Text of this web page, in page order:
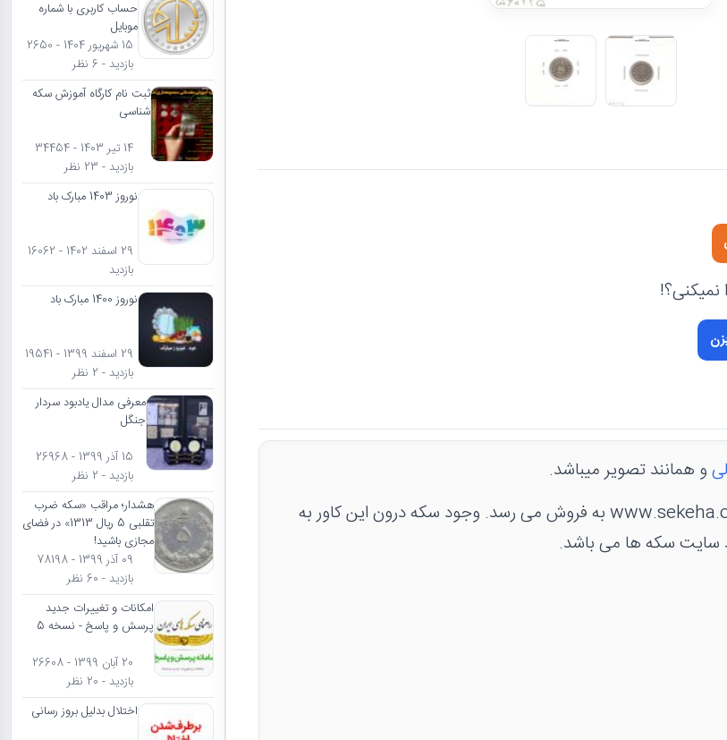
و همانند تصویر میباشد.
سکه در کاور منقش به آرم www.sekeha.com به فروش می رسد. وجود سکه درون این کاور به
سکه ها می باشد.
حساب کاربری با شماره
موبایل
15 شهریور 1404 - 2650
بازدید - 6 نظر
ثبت نام کارگاه آموزش سکه
شناسی
14 تیر 1403 - 34454
بازدید - 23 نظر
نوروز 1403 مبارک باد
29 اسفند 1402 - 16062
بازدید
نوروز 1400 مبارک باد
29 اسفند 1399 - 19541
بازدید - 2 نظر
معرفی مدال یادبود سردار
جنگل
15 آذر 1399 - 26968
بازدید - 2 نظر
هشدار؛ مراقب «سکه ضرب
تقلبی 5 ریال 1313» در فضای
مجازی باشید!
09 آذر 1399 - 78198
بازدید - 60 نظر
امکانات و تغییرات جدید
پرسش و پاسخ - نسخه 5
20 آبان 1399 - 26608
بازدید - 20 نظر
اختلال بدلیل بروز رسانی